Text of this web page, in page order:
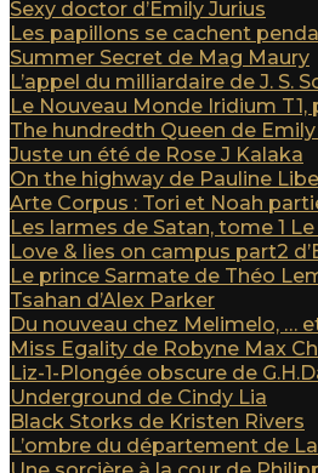
Sexy doctor d’Emily Jurius
Les papillons se cachent
Summer Secret de Mag Maury
L’appel du milliardaire de J. S.
Le Nouveau Monde Iridium T1,
The hundredth Queen de Emily
Juste un été de Rose J Kalaka
On the highway de Pauline
Arte Corpus : Tori et Noah
Les larmes de Satan, tome 1 Le
Love & lies on campus part2
Le prince Sarmate de Théo
Tsahan d’Alex Parker
Du nouveau chez Melimelo, …
Miss Egality de Robyne Max
Liz-1-Plongée obscure de
Underground de Cindy Lia
Black Storks de Kristen Rivers
L’ombre du département de